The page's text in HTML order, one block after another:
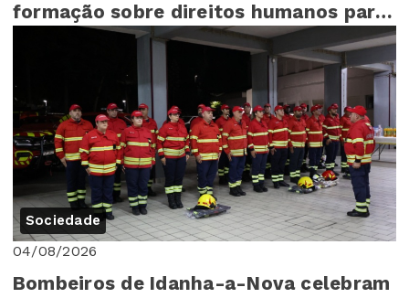
formação sobre direitos humanos para
mais de 140 cr...
Sociedade
04/08/2026
Bombeiros de Idanha-a-Nova celebram